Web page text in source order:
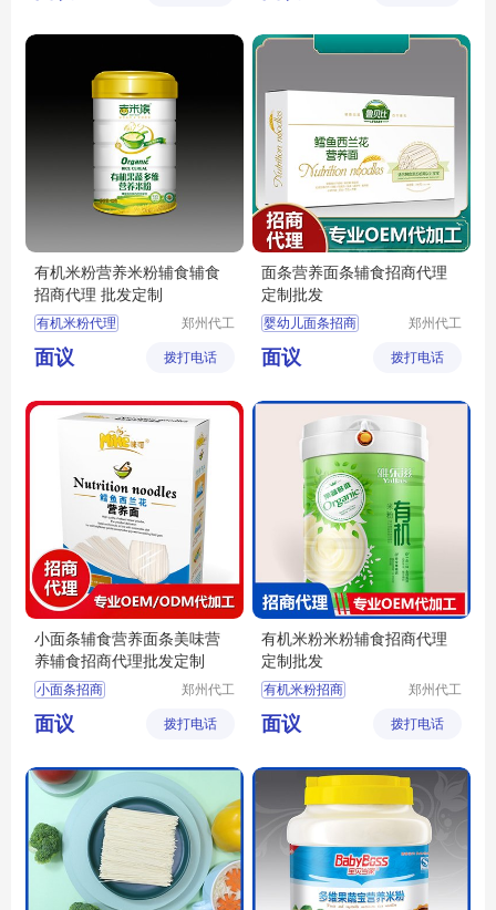
营养辅食招商
宝宝辅食代理
有机米粉营养米粉辅食辅食
招商代理 批发定制
有机米粉代理
辅食米粉
郑州代工
技有限公
面议 拨打电话
面条营养面条辅食招商代理
定制批发
婴幼儿面条招商
婴幼儿面条代理
婴幼儿面条批发
宝宝面条招商
郑州代工
技有限公
面议 拨打电话
小面条辅食营养面条美味营
养辅食招商代理批发定制
小面条招商
小面条代理
辅食批发
郑州代工
技有限公
面议 拨打电话
有机米粉米粉辅食招商代理
定制批发
有机米粉招商
有机米粉批发
宝宝米粉代理
婴幼儿辅食招商
郑州代工
技有限公
面议 拨打电话